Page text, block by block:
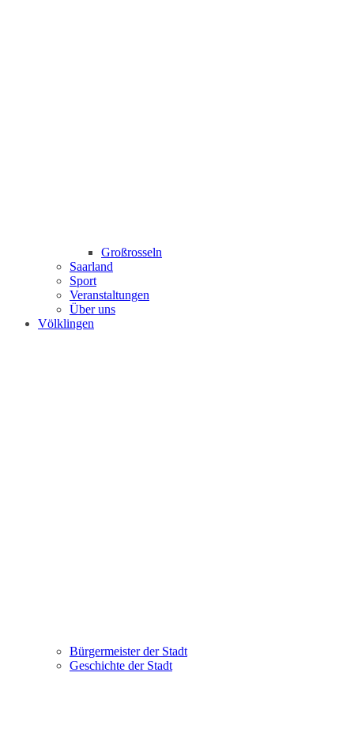
Großrosseln
Saarland
Sport
Veranstaltungen
Über uns
Völklingen
Bürgermeister der Stadt
Geschichte der Stadt